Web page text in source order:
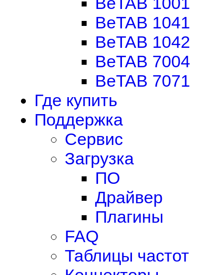
BeTAB 1041
BeTAB 1042
BeTAB 7004
BeTAB 7071
Где купить
Поддержка
Сервис
Загрузка
ПО
Драйвер
Плагины
FAQ
Таблицы частот